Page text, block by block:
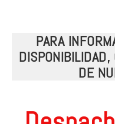
PARA
DE